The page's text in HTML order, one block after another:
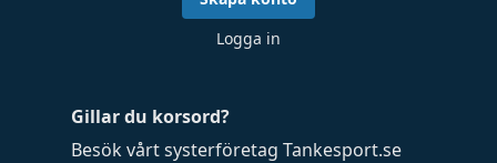
Gillar du korsord?
Besök vårt systerföretag Tankesport.se
Logga in